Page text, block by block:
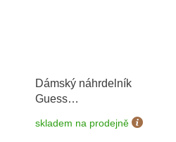
Dámský náhrdelník
Guess
JUBN05107JWRHT/U
skladem na prodejně